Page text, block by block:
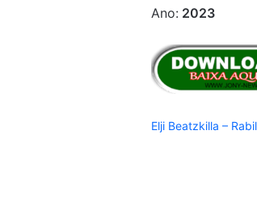
Ano: 2023
Elji Beatzkilla – Rabil